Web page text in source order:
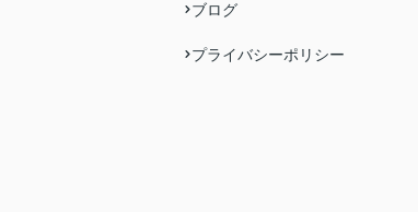
ブログ
プライバシーポリシー